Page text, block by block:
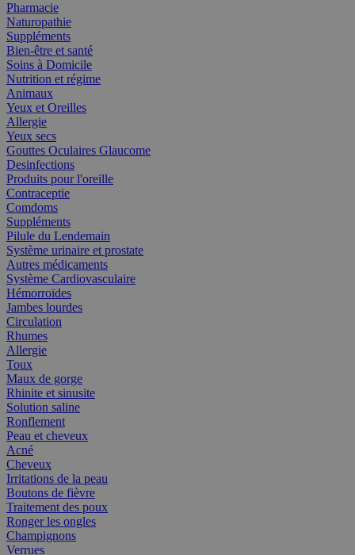
Pharmacie
Naturopathie
Suppléments
Bien-être et santé
Soins à Domicile
Nutrition et régime
Animaux
Yeux et Oreilles
Allergie
Yeux secs
Gouttes Oculaires Glaucome
Desinfections
Produits pour l'oreille
Contraceptie
Comdoms
Suppléments
Pilule du Lendemain
Système urinaire et prostate
Autres médicaments
Système Cardiovasculaire
Hémorroïdes
Jambes lourdes
Circulation
Rhumes
Allergie
Toux
Maux de gorge
Rhinite et sinusite
Solution saline
Ronflement
Peau et cheveux
Acné
Cheveux
Irritations de la peau
Boutons de fièvre
Traitement des poux
Ronger les ongles
Champignons
Verrues